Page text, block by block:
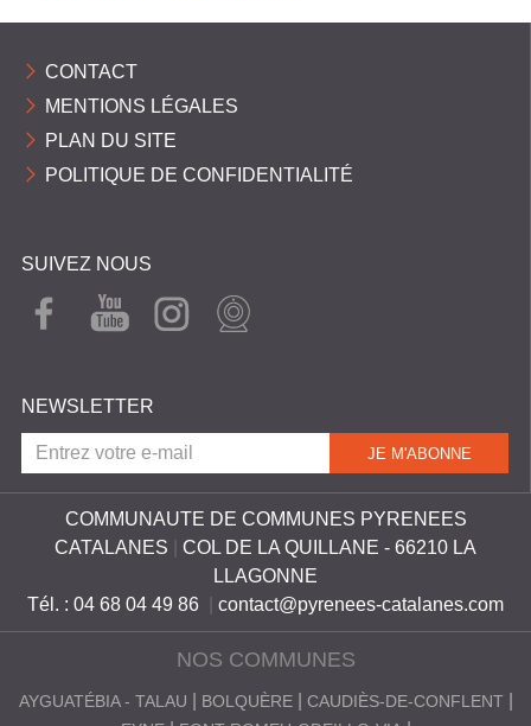
M
U
S
É
É
C
A
A
CONTACT
MENTIONS LÉGALES
PLAN DU SITE
POLITIQUE DE CONFIDENTIALITÉ
SUIVEZ NOUS
FAC
EBO
YOU
TUB
INST
AGR
WEB
CAM
NEWSLETTER
COMMUNAUTE DE COMMUNES PYRENEES
CATALANES
COL DE LA QUILLANE - 66210 LA
LLAGONNE
Tél. : 04 68 04 49 86
contact@pyrenees-catalanes.com
NOS COMMUNES
AYGUATÉBIA - TALAU BOLQUÈRE
CAUDIÈS-DE-CONFLENT